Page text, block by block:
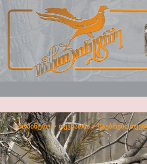
ოჩოპინტრე>თევზაობა>საუბრები